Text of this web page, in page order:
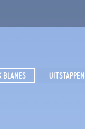
BLANES UITSTAPPEN